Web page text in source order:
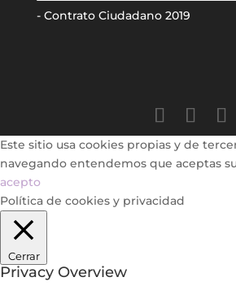
- Contrato Ciudadano 2019
Este sitio usa cookies propias y de
navegando entendemos que aceptas
acepto
Política de cookies y privacidad
Cerrar
Privacy Overview